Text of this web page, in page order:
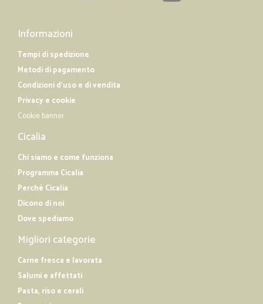
Informazioni
Tempi di spedizione
Metodi di pagamento
Condizioni d'uso e di vendita
Privacy e cookie
Cookie banner
Cicalia
Chi siamo e come funziona
Programma Cicalia
Perché Cicalia
Dicono di noi
Dove spediamo
Migliori categorie
Carne fresca e lavorata
Salumi e affettati
Pasta, riso e cerali